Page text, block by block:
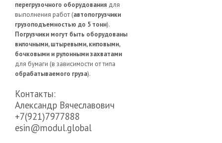
перегрузочного оборудования для
выполнения работ (автопогрузчики
грузоподъемностью до 5 тонн).
Погрузчики могут быть оборудованы
вилочными, штыревыми, киповыми,
бочковыми и рулонными захватами
для бумаги (в зависимости от типа
обрабатываемого груза).
Контакты:
Александр Вячеславович
+7(921)7977888
esin@modul.global